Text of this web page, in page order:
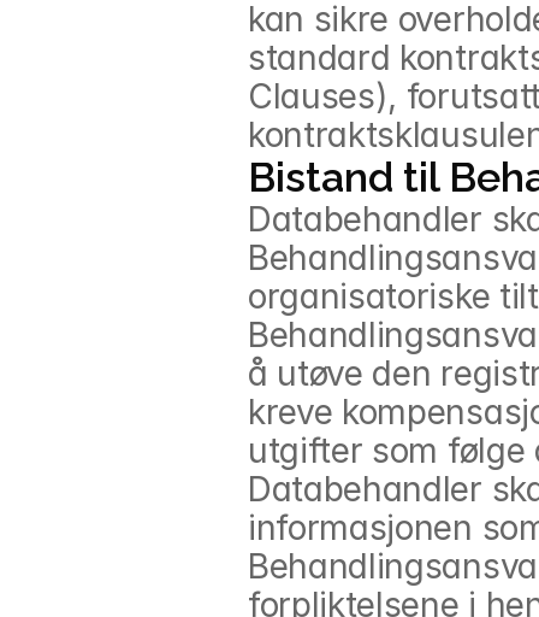
kan sikre
standard
Clauses),
Bistand til
Databehandler
organisatoriske
å utøve den
kreve
utgifter som følge
Databehandler
informasjonen
forpliktelsene i